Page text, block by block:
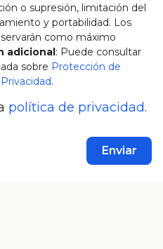
o supresión, limitación del
y portabilidad. Los
como máximo
adicional: Puede consultar
sobre Protección de
.
política de privacidad.